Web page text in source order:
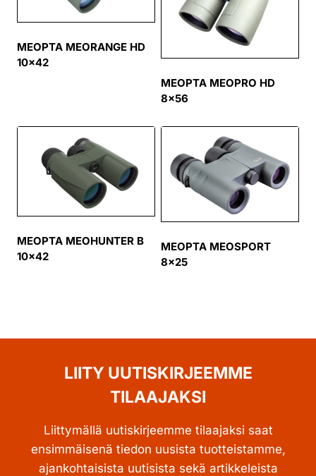
MEOPTA MEORANGE HD
10×42
MEOPTA MEOPRO HD
8×56
MEOPTA MEOHUNTER B
10×42
MEOPTA MEOSPORT
8×25
LIITY UUTISKIRJEEMME
TILAAJAKSI
Liittymällä uutiskirjeemme tilaajaksi saat
ensimmäisenä tiedon uusista tuotteistamme,
ajankohtaisista uutisista sekä artikkeleista